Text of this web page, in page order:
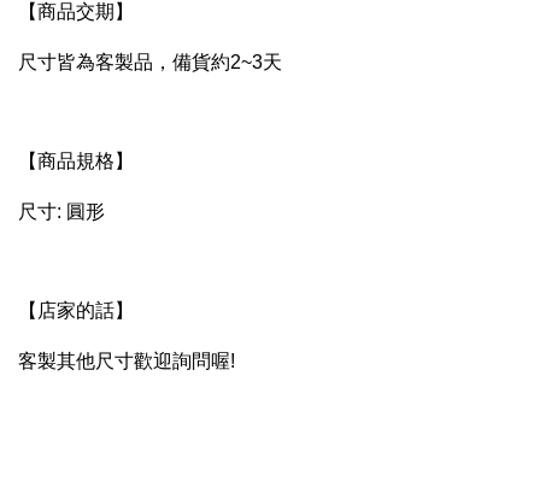
【商品交期】
尺寸皆為客製品，備貨約2~3天
【商品規格】
尺寸: 圓形
【店家的話】
客製其他尺寸歡迎詢問喔!